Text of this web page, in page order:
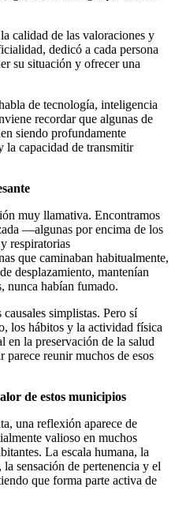
calidad de las valoraciones y
dedicó a cada persona
su situación y ofrecer una
de tecnología, inteligencia
recordar que algunas de
siendo profundamente
la capacidad de transmitir
muy llamativa. Encontramos
—algunas por encima de los
respiratorias
que caminaban habitualmente,
desplazamiento, mantenían
nunca habían fumado.
simplistas. Pero sí
los hábitos y la actividad física
en la preservación de la salud
reunir muchos de esos
de estos municipios
una reflexión aparece de
valioso en muchos
La escala humana, la
sensación de pertenencia y el
que forma parte activa de